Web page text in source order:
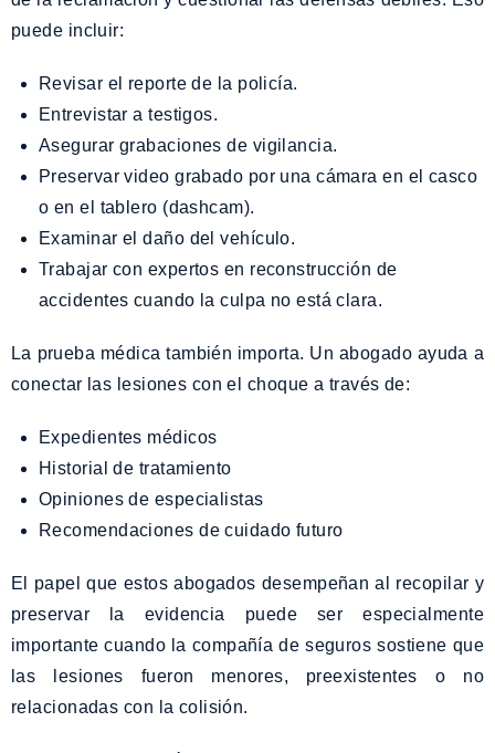
puede incluir:
Revisar el reporte de la policía.
Entrevistar a testigos.
Asegurar grabaciones de vigilancia.
Preservar video grabado por una cámara en el casco
o en el tablero (dashcam).
Examinar el daño del vehículo.
Trabajar con expertos en reconstrucción de
accidentes cuando la culpa no está clara.
La prueba médica también importa. Un abogado ayuda a
conectar las lesiones con el choque a través de:
Expedientes médicos
Historial de tratamiento
Opiniones de especialistas
Recomendaciones de cuidado futuro
El papel que estos abogados desempeñan al recopilar y
preservar la evidencia puede ser especialmente
importante cuando la compañía de seguros sostiene que
las lesiones fueron menores, preexistentes o no
relacionadas con la colisión.